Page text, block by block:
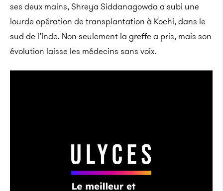
ses deux mains, Shreya Siddanagowda a subi une
lourde opération de transplantation à Kochi, dans le
sud de l’Inde. Non seulement la greffe a pris, mais son
évolution laisse les médecins sans voix.